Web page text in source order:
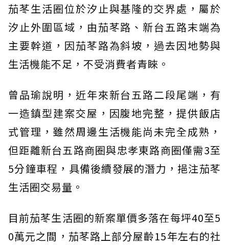
茄苳生活圈位於汐止與基隆的交界處，屬於
汐止外圍區域，由茄苳路、新台五路末端為
主要幹道，因茄苳路為斜坡，過去因地勢與
生活機能不足，不受消費者青睞。
曾品瑜說明，近年來新台五路二段尾端，有
一造鎮型建案交屋，因腹地完整，提供飯店
式管理，雖然周邊生活機能尚未完全成熟，
但距離新台五路商圈與忠孝東路商圈僅需3至
5分鐘車程，具備後續發展的潛力，挹注茄苳
生活圈交易量。
目前茄苳生活圈的新案單價多落在每坪40至5
0萬元之間，茄苳路上部分屋齡15年左右的社